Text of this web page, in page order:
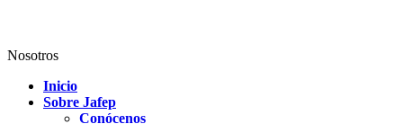
Nosotros
Inicio
Sobre Jafep
Conócenos